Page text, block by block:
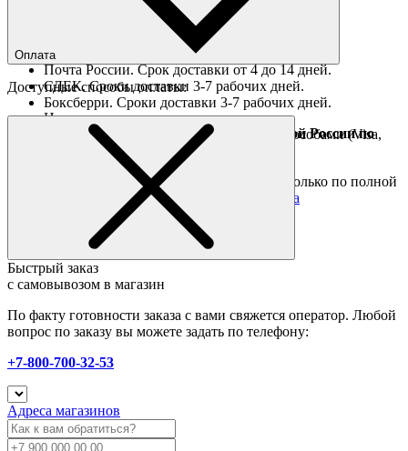
Ориентировочные сроки доставки по России
Почта России. Срок доставки от 4 до 14 дней.
СДЕК. Сроки доставки 3-7 рабочих дней.
Боксберри. Сроки доставки 3-7 рабочих дней.
Доставка за границу осуществляется Почтой России по
полной предоплате
Подробные условия
Оплата
Доступные способы оплаты:
Наличными при получении
Оплата он-лайн всеми популярными способами (Visa,
Mastercard и тд.)
Товары со скидкой отправляются по России только по полной
предоплате. Все подробности в разделе
оплата
Быстрый заказ
с самовывозом в магазин
По факту готовности заказа с вами свяжется оператор. Любой
вопрос по заказу вы можете задать по телефону:
+7-800-700-32-53
Адреса магазинов